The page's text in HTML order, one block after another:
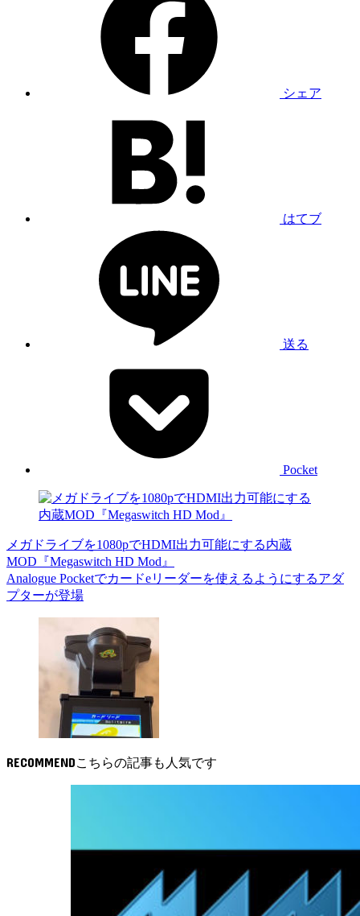
シェア
はてブ
送る
Pocket
メガドライブを1080pでHDMI出力可能にする内蔵
MOD『Megaswitch HD Mod』
Analogue Pocketでカードeリーダーを使えるようにするアダ
プターが登場
RECOMMEND